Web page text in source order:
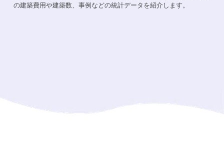
の建築費用や建築数、事例などの統計データを紹介します。